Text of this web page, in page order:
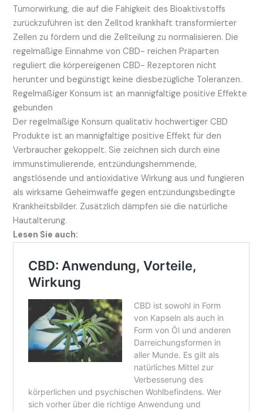
Tumorwirkung, die auf die Fähigkeit des Bioaktivstoffs
zurückzuführen ist den Zelltod krankhaft transformierter
Zellen zu fördern und die Zellteilung zu normalisieren. Die
regelmäßige Einnahme von CBD- reichen Präparten
reguliert die körpereigenen CBD- Rezeptoren nicht
herunter und begünstigt keine diesbezügliche Toleranzen.
Regelmäßiger Konsum ist an mannigfaltige positive Effekte
gebunden
Der regelmäßige Konsum qualitativ hochwertiger CBD
Produkte ist an mannigfaltige positive Effekt für den
Verbraucher gekoppelt. Sie zeichnen sich durch eine
immunstimulierende, entzündungshemmende,
angstlösende und antioxidative Wirkung aus und fungieren
als wirksame Geheimwaffe gegen entzündungsbedingte
Krankheitsbilder. Zusätzlich dämpfen sie die natürliche
Hautalterung.
Lesen Sie auch: